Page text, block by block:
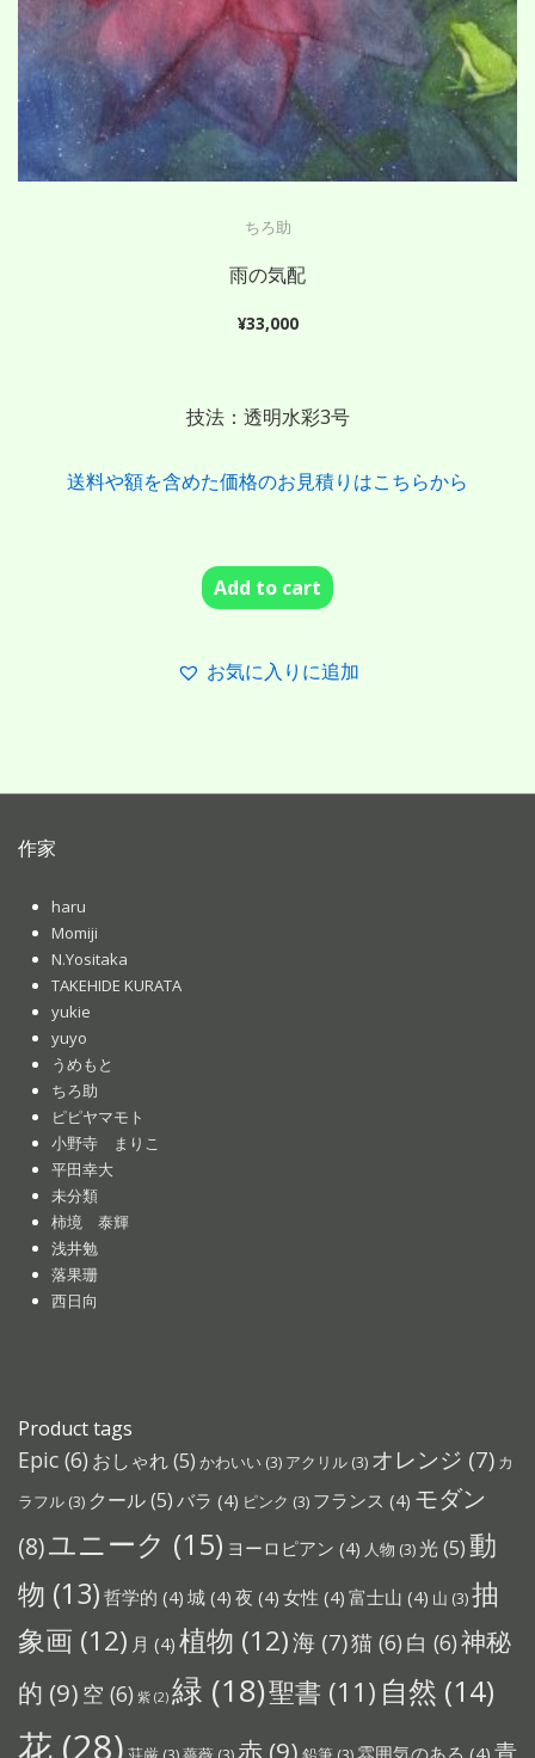
ちろ助
雨の気配
¥33,000
技法：透明水彩3号
送料や額を含めた価格のお見積りはこちらから
Add to cart
お気に入りに追加
作家
haru
Momiji
N.Yositaka
TAKEHIDE KURATA
yukie
yuyo
うめもと
ちろ助
ピピヤマモト
小野寺 まりこ
平田幸大
未分類
柿境 泰輝
浅井勉
落果珊
西日向
Product tags
Epic (6) おしゃれ(5) かわいい (3) アクリル (3) オレンジ (7) カ
ラフル (3) クール(5) バラ (4) ピンク (3) フランス (4) モダン
(8)ユニーク (15) ヨーロピアン (4) 人物 (3)光(5) 動
物 (13) 哲学的 (4) 城 (4) 夜 (4) 女性 (4) 富士山 (4) 山 (3)抽
象画 (12) 月 (4) 植物 (12)海 (7)猫 (6) 白 (6)神秘
的 (9) 空 (6) 紫 (2) 緑 (18)聖書 (11) 自然 (14)
花 (28) 赤 (9) 青